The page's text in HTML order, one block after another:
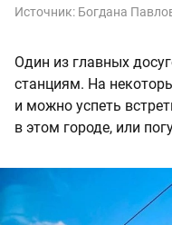
Источник: Богдана
Один из главных
станциям. На
и можно успеть
в этом городе, или